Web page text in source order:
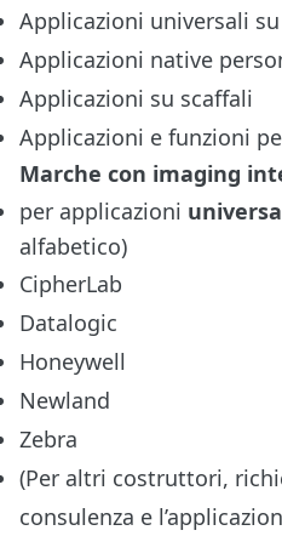
Applicazioni universali
Applicazioni native
Applicazioni su scaffali
Applicazioni e funzioni
Marche con imaging
per applicazioni
alfabetico)
CipherLab
Datalogic
Honeywell
Newland
Zebra
(Per altri costruttori,
consulenza e